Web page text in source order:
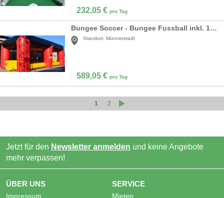
232,05 € pro Tag
Bungee Soccer - Bungee Fussball inkl. 19% MwSt.
Standort: Münnerstadt
589,05 € pro Tag
1 2
Jetzt für den Newsletter anmelden und keine Angebote
mehr verpassen!
ÜBER UNS
Impressum
SERVICE
Mieten